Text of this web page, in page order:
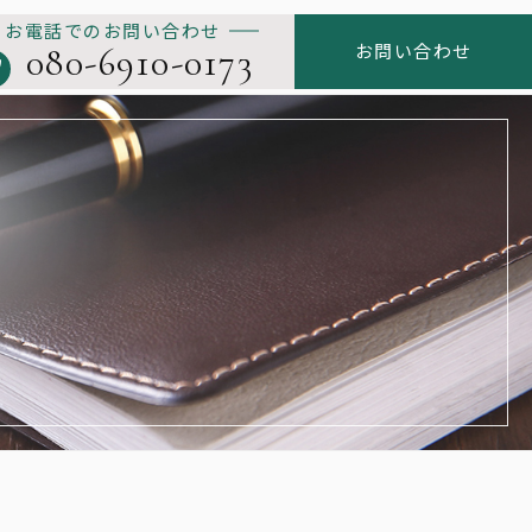
お電話でのお問い合わせ
080-6910-0173 お問い合わせ